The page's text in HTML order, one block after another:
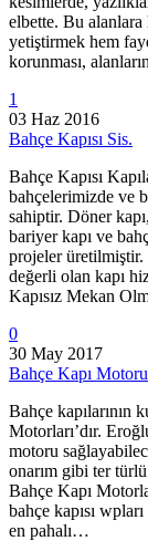
elbette. Bu
yetiştirmek hem
korunması,
1
03 Haz 2016
Bahçe Kapısı Sis.
Bahçe Kapısı
bahçelerimizde ve
sahiptir. Döner
bariyer kapı ve
projeler
değerli olan kapı
Kapısız Mekan
0
30 May 2017
Bahçe Kapı Motoru
Bahçe kapılarının
Motorları’dır.
motoru
onarım gibi ter
Bahçe Kapı
bahçe kapısı
en pahalı…